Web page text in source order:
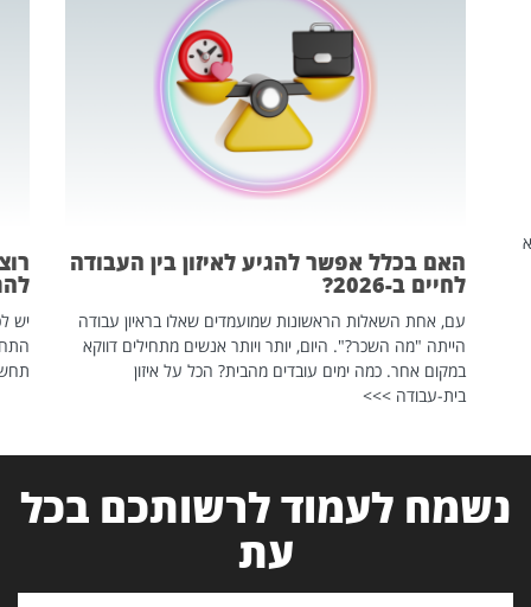
האם בכלל אפשר להגיע לאיזון בין העבודה
לחיים ב-2026?
עם, אחת השאלות הראשונות שמועמדים שאלו בראיון עבודה
הייתה "מה השכר?". היום, יותר ויותר אנשים מתחילים דווקא
במקום אחר. כמה ימים עובדים מהבית? הכל על איזון
בית-עבודה >>>
יש
נשמח לעמוד לרשותכם בכל
עת